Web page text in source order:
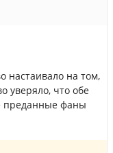
настаивало на том,
уверяло, что обе
преданные фаны